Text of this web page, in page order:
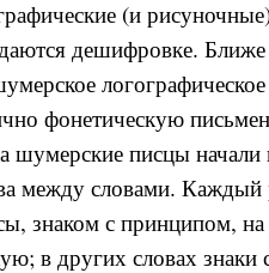
(и
дешифровке. Ближе
фонетическую
шумерские писцы начали
между словами. Каждый
знаком с принципом,
в других словах знаки